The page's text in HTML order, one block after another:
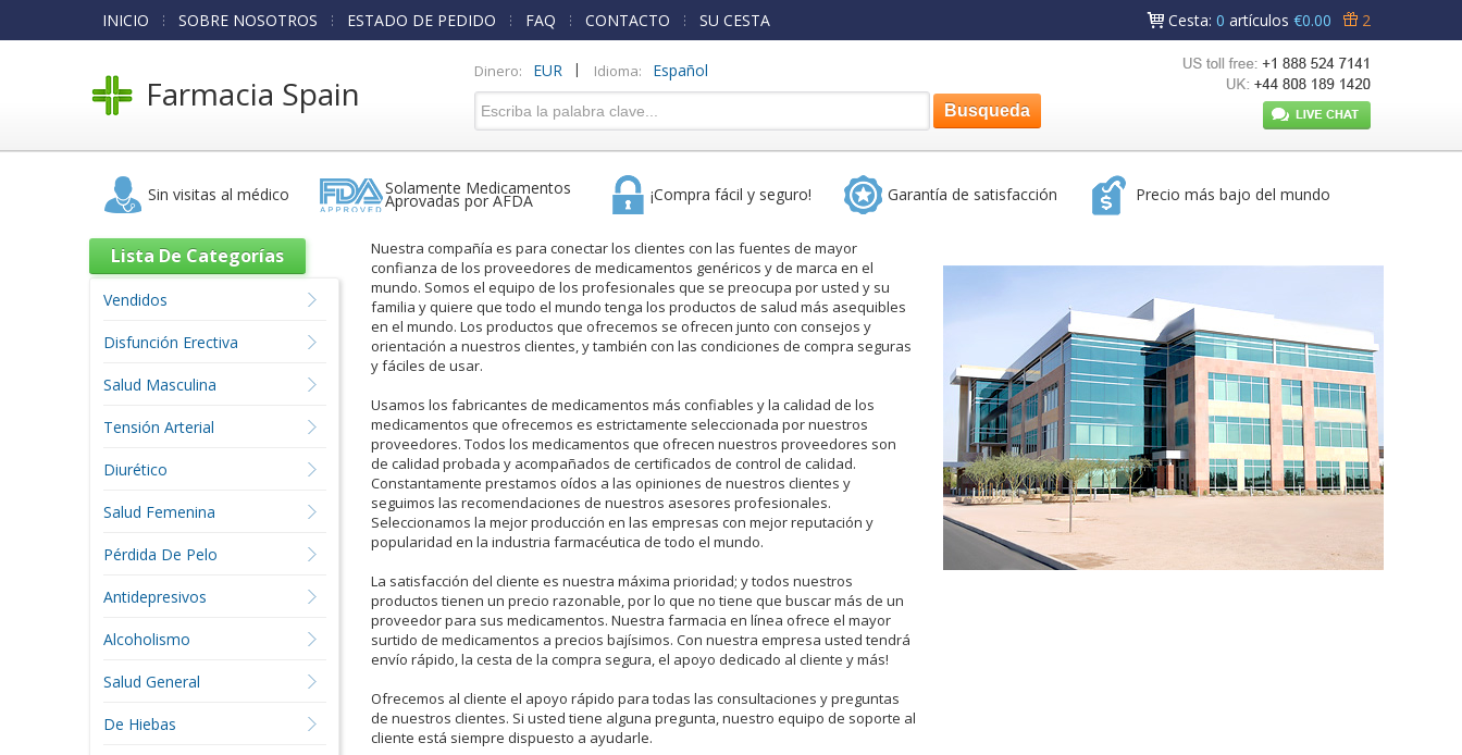
INICIO SOBRE NOSOTROS ESTADO DE PEDIDO FAQ CONTACTO SU CESTA Cesta: 0 artículos €0.00 2
Farmacia Spain
Dinero: EUR | Idioma: Español
Sin visitas al médico Solamente Medicamentos
Aprovadas por AFDA ¡Compra fácil y seguro! Garantía de satisfacción Precio más bajo del mundo
Nuestra compañía es para conectar los clientes con las fuentes de mayor
confianza de los proveedores de medicamentos genéricos y de marca en el
mundo. Somos el equipo de los profesionales que se preocupa por usted y su
familia y quiere que todo el mundo tenga los productos de salud más asequibles
en el mundo. Los productos que ofrecemos se ofrecen junto con consejos y
orientación a nuestros clientes, y también con las condiciones de compra seguras
y fáciles de usar.
Usamos los fabricantes de medicamentos más confiables y la calidad de los
medicamentos que ofrecemos es estrictamente seleccionada por nuestros
proveedores. Todos los medicamentos que ofrecen nuestros proveedores son
de calidad probada y acompañados de certificados de control de calidad.
Constantamente prestamos oídos a las opiniones de nuestros clientes y
seguimos las recomendaciones de nuestros asesores profesionales.
Seleccionamos la mejor producción en las empresas con mejor reputación y
popularidad en la industria farmacéutica de todo el mundo.
La satisfacción del cliente es nuestra máxima prioridad; y todos nuestros
productos tienen un precio razonable, por lo que no tiene que buscar más de un
proveedor para sus medicamentos. Nuestra farmacia en línea ofrece el mayor
surtido de medicamentos a precios bajísimos. Con nuestra empresa usted tendrá
envío rápido, la cesta de la compra segura, el apoyo dedicado al cliente y más!
Ofrecemos al cliente el apoyo rápido para todas las consultaciones y preguntas
de nuestros clientes. Si usted tiene alguna pregunta, nuestro equipo de soporte al
cliente está siempre dispuesto a ayudarle.
Lista De Categorías
Vendidos
Disfunción Erectiva
Salud Masculina
Tensión Arterial
Diurético
Salud Femenina
Pérdida De Pelo
Antidepresivos
Alcoholismo
Salud General
De Hiebas